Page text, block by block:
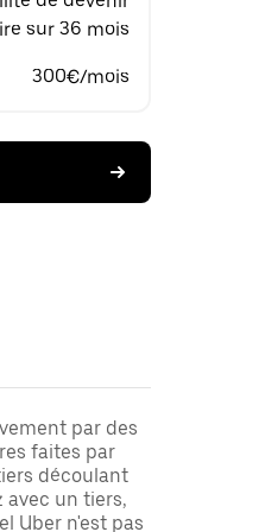
sur 36 mois
300€/mois
par des
faites par
découlant
avec un tiers,
Uber n'est pas